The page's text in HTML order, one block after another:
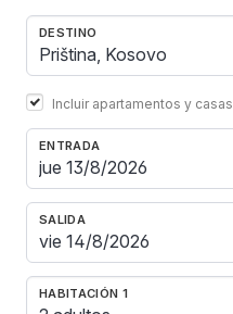
DESTINO
Incluir apartamentos y casas
ENTRADA
SALIDA
HABITACIÓN 1